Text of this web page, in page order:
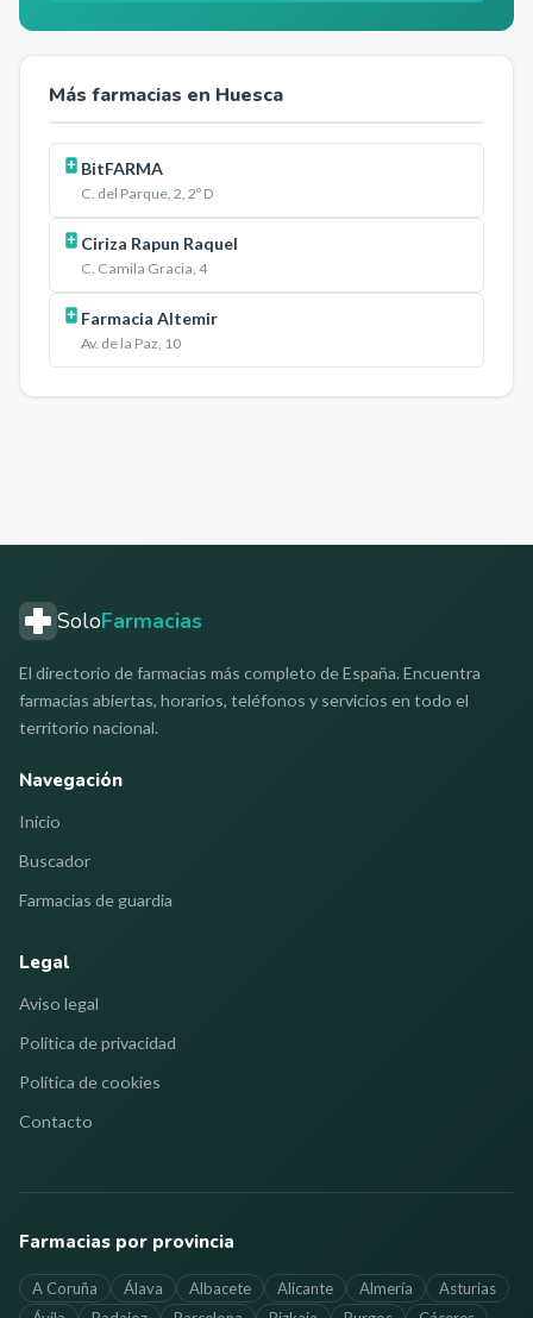
Más farmacias en Huesca
BitFARMA
C. del Parque, 2, 2º D
Ciriza Rapun Raquel
C. Camila Gracia, 4
Farmacia Altemir
Av. de la Paz, 10
SoloFarmacias
El directorio de farmacias más completo de España. Encuentra
farmacias abiertas, horarios, teléfonos y servicios en todo el
territorio nacional.
Navegación
Inicio
Buscador
Farmacias de guardia
Legal
Aviso legal
Política de privacidad
Política de cookies
Contacto
Farmacias por provincia
A Coruña Álava Albacete Alicante Almería
Asturias